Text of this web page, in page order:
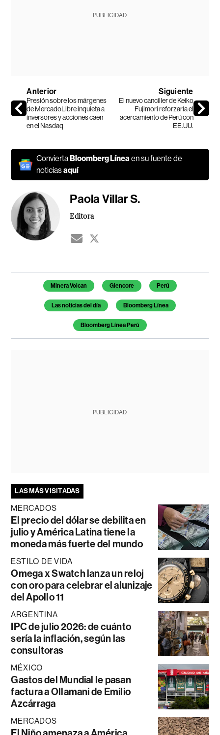
PUBLICIDAD
Anterior
Presión sobre los márgenes
de MercadoLibre inquieta a
inversores y acciones caen
en el Nasdaq
Siguiente
El nuevo canciller de Keiko
Fujimori reforzaría el
acercamiento de Perú con
EE.UU.
Convierta Bloomberg Líneaen su fuente de
noticiasaquí
Paola Villar S.
Editora
Temas de este artículo
Minera Volcan Glencore Perú
Las noticias del día Bloomberg Línea
Bloomberg Línea Perú
PUBLICIDAD
LAS MÁS VISITADAS
MERCADOS
El precio del dólar se debilita en
julio y América Latina tiene la
moneda más fuerte del mundo
ESTILO DE VIDA
Omega x Swatch lanza un reloj
con oro para celebrar el alunizaje
del Apollo 11
ARGENTINA
IPC de julio 2026: de cuánto
sería la inflación, según las
consultoras
MÉXICO
Gastos del Mundial le pasan
factura a Ollamani de Emilio
Azcárraga
MERCADOS